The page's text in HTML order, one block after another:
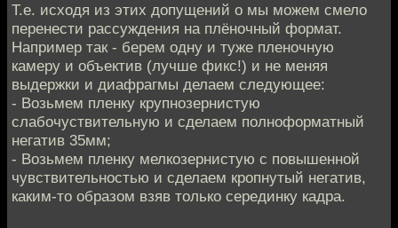
Т.е. исходя из этих допущений о мы можем смело
перенести рассуждения на плёночный формат.
Например так - берем одну и туже пленочную
камеру и объектив (лучше фикс!) и не меняя
выдержки и диафрагмы делаем следующее:
- Возьмем пленку крупнозернистую
слабочуствительную и сделаем полноформатный
негатив 35мм;
- Возьмем пленку мелкозернистую с повышенной
чувствительностью и сделаем кропнутый негатив,
каким-то образом взяв только серединку кадра.